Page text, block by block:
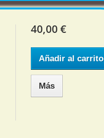
40,00 €
Añadir al carrito
Más